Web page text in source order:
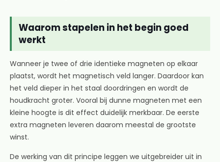
Waarom stapelen in het begin goed
werkt
Wanneer je twee of drie identieke magneten op elkaar
plaatst, wordt het magnetisch veld langer. Daardoor kan
het veld dieper in het staal doordringen en wordt de
houdkracht groter. Vooral bij dunne magneten met een
kleine hoogte is dit effect duidelijk merkbaar. De eerste
extra magneten leveren daarom meestal de grootste
winst.
De werking van dit principe leggen we uitgebreider uit in